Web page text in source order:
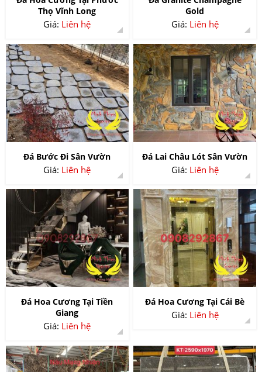
Thọ Vĩnh Long
Giá: Liên hệ
Gold
Giá: Liên hệ
Đá Bước Đi Sân Vườn
Giá: Liên hệ
Đá Lai Châu Lót Sân Vườn
Giá: Liên hệ
Đá Hoa Cương Tại Tiền
Giang
Giá: Liên hệ
Đá Hoa Cương Tại Cái Bè
Giá: Liên hệ